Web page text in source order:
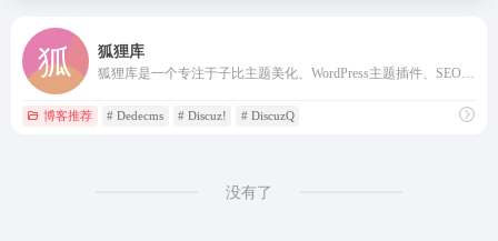
狐狸库
博客推荐 # Dedecms # Discuz! # DiscuzQ
没有了